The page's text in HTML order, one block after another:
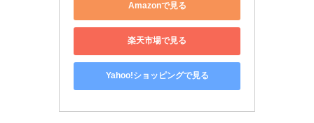
Amazonで見る
楽天市場で見る
Yahoo!ショッピングで見る